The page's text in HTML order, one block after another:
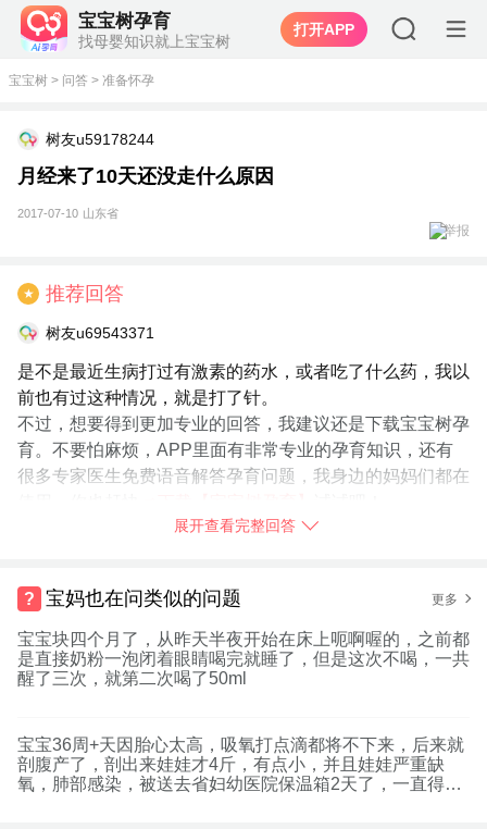
宝宝树孕育
找母婴知识就上宝宝树
打开APP
宝宝树 > 问答 > 准备怀孕
树友u59178244
月经来了10天还没走什么原因
2017-07-10 山东省
举报
★ 推荐回答
树友u69543371
是不是最近生病打过有激素的药水，或者吃了什么药，我以
前也有过这种情况，就是打了针。
不过，想要得到更加专业的回答，我建议还是下载宝宝树孕
育。不要怕麻烦，APP里面有非常专业的孕育知识，还有
很多专家医生免费语音解答孕育问题，我身边的妈妈们都在
树友u59178244：没有啊！最近几个月都在备孕没吃药打针，
也没要上宝宝不知道怎么办呢！
展开查看完整回答
宝妈也在问类似的问题 更多
宝宝块四个月了，从昨天半夜开始在床上呃啊喔的，之前都
是直接奶粉一泡闭着眼睛喝完就睡了，但是这次不喝，一共
醒了三次，就第二次喝了50ml
宝宝36周+天因胎心太高，吸氧打点滴都将不下来，后来就
剖腹产了，剖出来娃娃才4斤，有点小，并且娃娃严重缺
氧，肺部感染，被送去省妇幼医院保温箱2天了，一直得不